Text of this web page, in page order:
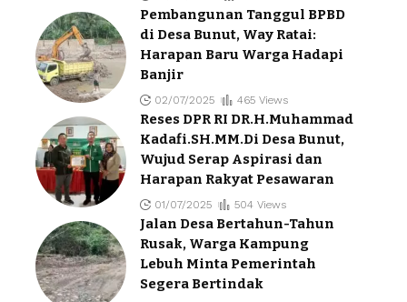
Pembangunan Tanggul BPBD
di Desa Bunut, Way Ratai:
Harapan Baru Warga Hadapi
Banjir
02/07/2025 465 Views
Reses DPR RI DR.H.Muhammad
Kadafi.SH.MM.Di Desa Bunut,
Wujud Serap Aspirasi dan
Harapan Rakyat Pesawaran
01/07/2025 504 Views
Jalan Desa Bertahun-Tahun
Rusak, Warga Kampung
Lebuh Minta Pemerintah
Segera Bertindak